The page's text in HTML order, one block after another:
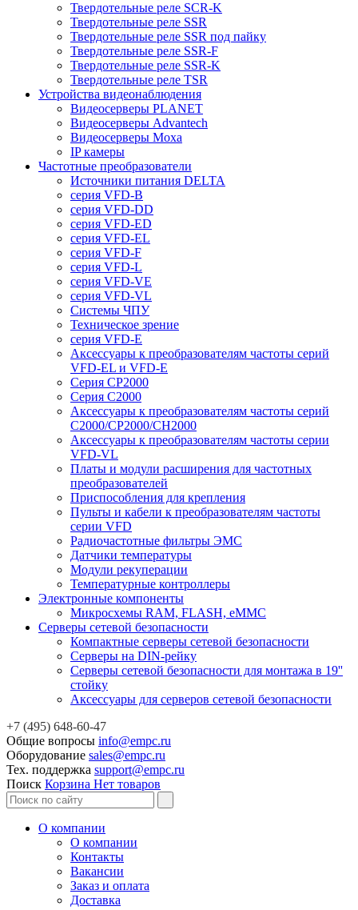
Твердотельные реле SCR-K
Твердотельные реле SSR
Твердотельные реле SSR под пайку
Твердотельные реле SSR-F
Твердотельные реле SSR-K
Твердотельные реле TSR
Устройства видеонаблюдения
Видеосерверы PLANET
Видеосерверы Advantech
Видеосерверы Moxa
IP камеры
Частотные преобразователи
Источники питания DELTA
серия VFD-B
серия VFD-DD
серия VFD-ED
серия VFD-EL
серия VFD-F
серия VFD-L
серия VFD-VE
серия VFD-VL
Системы ЧПУ
Техническое зрение
серия VFD-E
Аксессуары к преобразователям частоты серий
VFD-EL и VFD-E
Серия CP2000
Серия C2000
Аксессуары к преобразователям частоты серий
С2000/CP2000/CH2000
Аксессуары к преобразователям частоты серии
VFD-VL
Платы и модули расширения для частотных
преобразователей
Приспособления для крепления
Пульты и кабели к преобразователям частоты
серии VFD
Радиочастотные фильтры ЭМС
Датчики температуры
Модули рекуперации
Температурные контроллеры
Электронные компоненты
Микросхемы RAM, FLASH, eMMC
Серверы сетевой безопасности
Компактные серверы сетевой безопасности
Серверы на DIN-рейку
Серверы сетевой безопасности для монтажа в 19''
стойку
Аксессуары для серверов сетевой безопасности
+7 (495) 648-60-47
Общие вопросы info@empc.ru
Оборудование sales@empc.ru
Тех. поддержка support@empc.ru
Поиск Корзина Нет товаров
О компании
О компании
Контакты
Вакансии
Заказ и оплата
Доставка